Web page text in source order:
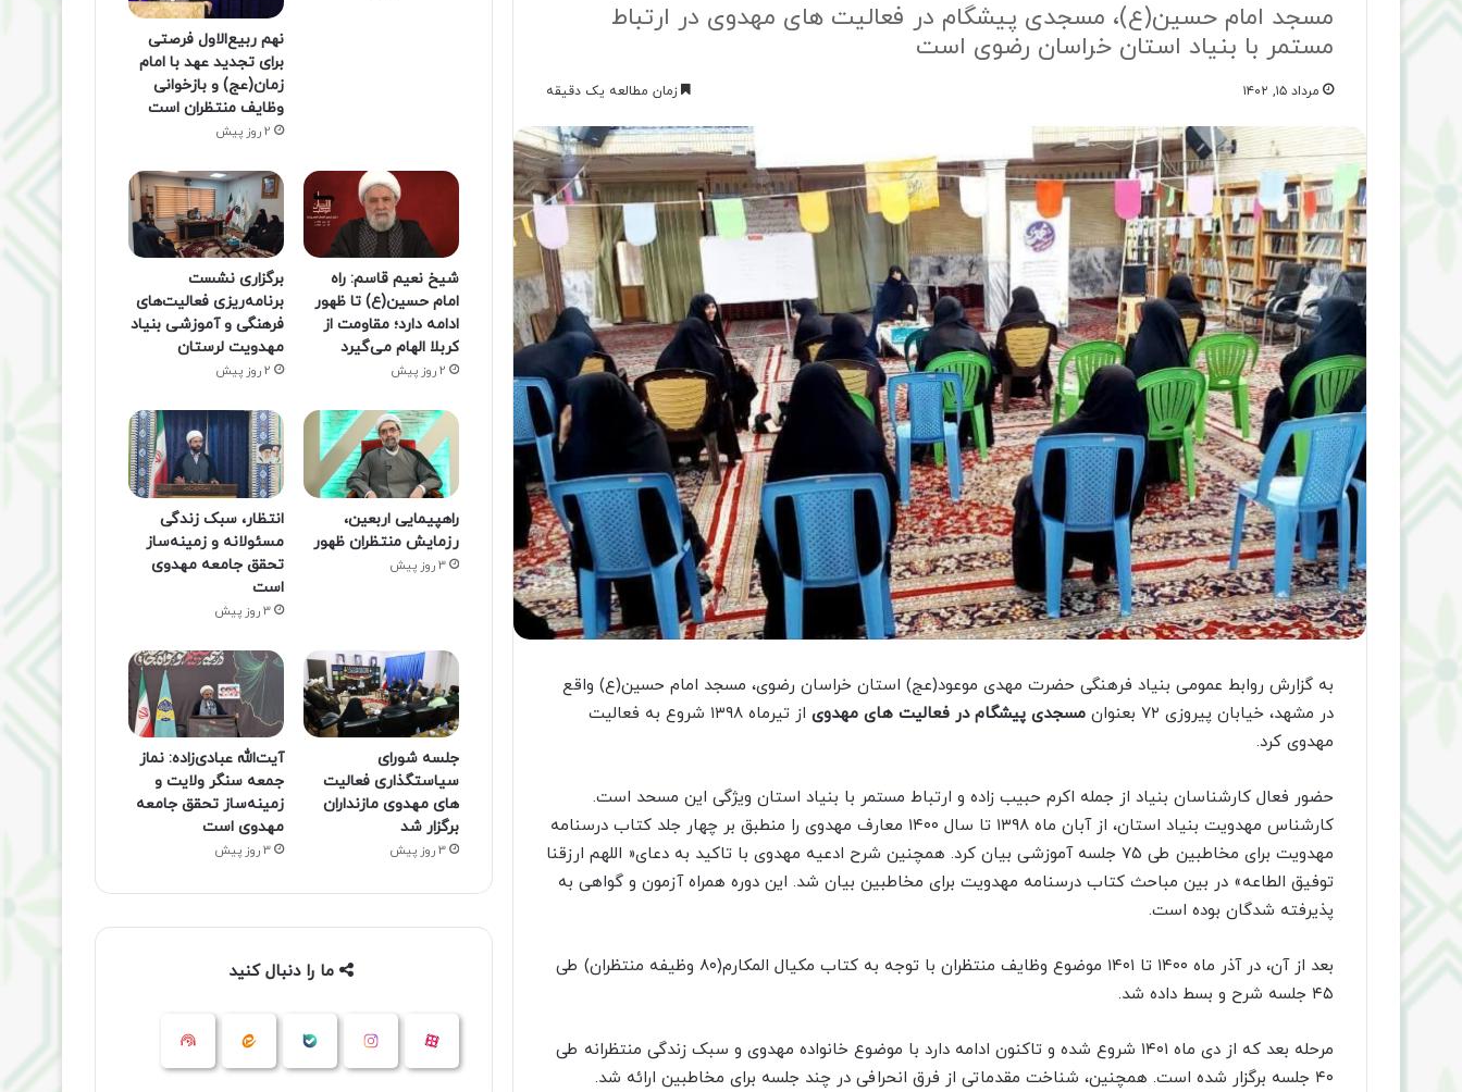
مسجد امام حسین(ع)، مسجدی پیشگام در فعالیت های مهدوی در ارتباط
مستمر با بنیاد استان خراسان رضوی است
مرداد ۱۵, ۱۴۰۲ زمان مطالعه یک دقیقه
به گزارش روابط عمومی بنیاد فرهنگی حضرت مهدی موعود(عج) استان خراسان رضوی، مسجد امام حسین(ع) واقع
در مشهد، خیابان پیروزی ۷۲ بعنوان
مسجدی پیشگام در فعالیت های مهدوی
از تیرماه ۱۳۹۸ شروع به فعالیت
مهدوی کرد.
حضور فعال کارشناسان بنیاد از جمله اکرم حبیب زاده و ارتباط مستمر با بنیاد استان ویژگی این مسحد است.
کارشناس مهدویت بنیاد استان، از آبان ماه ۱۳۹۸ تا سال ۱۴۰۰ معارف مهدوی را منطبق بر چهار جلد کتاب درسنامه
مهدویت برای مخاطبین طی ۷۵ جلسه آموزشی بیان کرد. همچنین شرح ادعیه مهدوی با تاکید به دعای« اللهم ارزقنا
توفیق الطاعه» در بین مباحث کتاب درسنامه مهدویت برای مخاطبین بیان شد. این دوره همراه آزمون و گواهی به
پذیرفته شدگان بوده است.
بعد از آن، در آذر ماه ۱۴۰۰ تا ۱۴۰۱ موضوع وظایف منتظران با توجه به کتاب مکیال المکارم(۸۰ وظیفه منتظران) طی
۴۵ جلسه شرح و بسط داده شد.
مرحله بعد که از دی ماه ۱۴۰۱ شروع شده و تاکنون ادامه دارد با موضوع خانواده مهدوی و سبک زندگی منتظرانه طی
۴۰ جلسه برگزار شده است. همچنین، شناخت مقدماتی از فرق انحرافی در چند جلسه برای مخاطبین ارائه شد.
نهم ربیع‌الاول فرصتی
برای تجدید عهد با امام
زمان(عج) و بازخوانی
وظایف منتظران است
2 روز پیش
شیخ نعیم قاسم: راه
امام حسین(ع) تا ظهور
ادامه دارد؛ مقاومت از
کربلا الهام می‌گیرد
2 روز پیش
برگزاری نشست
برنامه‌ریزی فعالیت‌های
فرهنگی و آموزشی بنیاد
مهدویت لرستان
2 روز پیش
راهپیمایی اربعین،
رزمایش منتظران ظهور
3 روز پیش
انتظار، سبک زندگی
مسئولانه و زمینه‌ساز
تحقق جامعه مهدوی
است
3 روز پیش
جلسه شورای
سیاستگذاری فعالیت
های مهدوی مازنداران
برگزار شد
3 روز پیش
آیت‌الله عبادی‌زاده: نماز
جمعه سنگر ولایت و
زمینه‌ساز تحقق جامعه
مهدوی است
3 روز پیش
ما را دنبال کنید
آپارات اینستاگرام ایتا